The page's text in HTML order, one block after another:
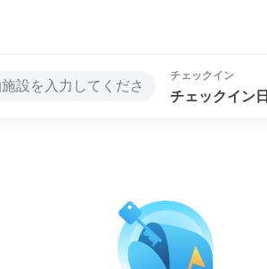
チェックイン
チェックイン日